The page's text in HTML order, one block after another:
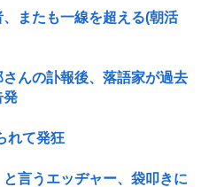
、またも一線を超える(朝活
さんの訃報後、落語家が過去
発
れて発狂
言うエッヂャー、袋叩きに